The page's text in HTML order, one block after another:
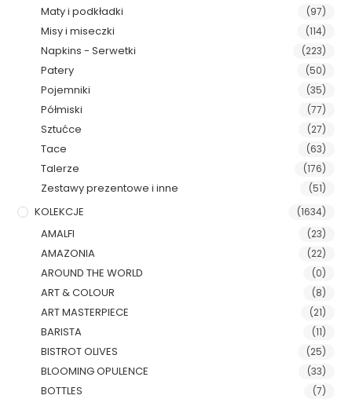
Maty i podkładki (97)
Misy i miseczki (114)
Napkins - Serwetki (223)
Patery (50)
Pojemniki (35)
Półmiski (77)
Sztućce (27)
Tace (63)
Talerze (176)
Zestawy prezentowe i inne (51)
KOLEKCJE (1634)
AMALFI (23)
AMAZONIA (22)
AROUND THE WORLD (0)
ART & COLOUR (8)
ART MASTERPIECE (21)
BARISTA (11)
BISTROT OLIVES (25)
BLOOMING OPULENCE (33)
BOTTLES (7)